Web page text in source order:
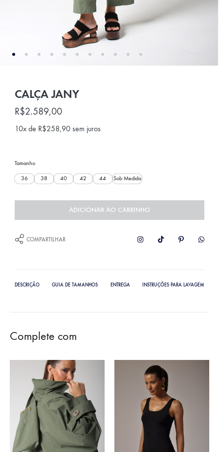
CALÇA JANY
R$2.589,00
10x de R$258,90 sem juros
Tamanho
36 38 40 42 44 Sob Medida
ADICIONAR AO CARRINHO
COMPARTILHAR
DESCRIÇÃO GUIA DE TAMANHOS ENTREGA INSTRUÇÕES PARA LAVAGEM
Complete com